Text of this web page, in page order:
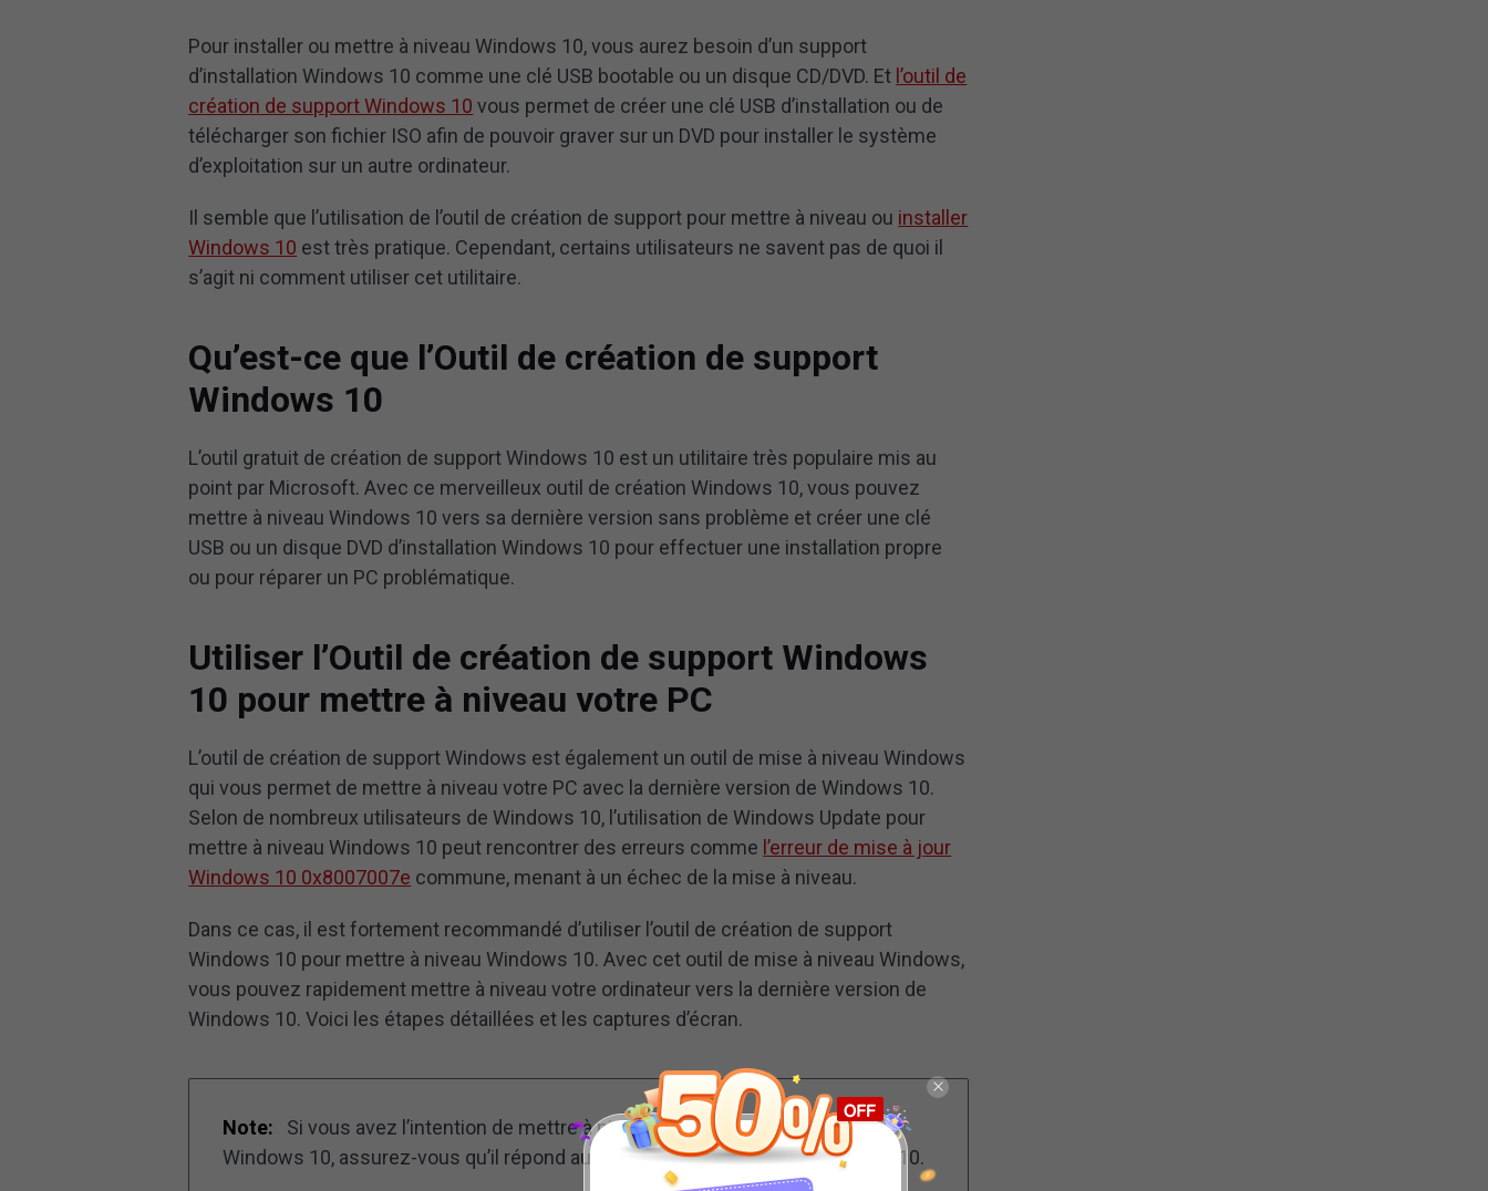
Pour installer ou mettre à niveau Windows 10, vous aurez besoin d’un support
d’installation Windows 10 comme une clé USB bootable ou un disque CD/DVD. Et l’outil de
création de support Windows 10 vous permet de créer une clé USB d’installation ou de
télécharger son fichier ISO afin de pouvoir graver sur un DVD pour installer le système
d’exploitation sur un autre ordinateur.
Il semble que l’utilisation de l’outil de création de support pour mettre à niveau ou installer
Windows 10 est très pratique. Cependant, certains utilisateurs ne savent pas de quoi il
s’agit ni comment utiliser cet utilitaire.
Qu’est-ce que l’Outil de création de support
Windows 10
L’outil gratuit de création de support Windows 10 est un utilitaire très populaire mis au
point par Microsoft. Avec ce merveilleux outil de création Windows 10, vous pouvez
mettre à niveau Windows 10 vers sa dernière version sans problème et créer une clé
USB ou un disque DVD d’installation Windows 10 pour effectuer une installation propre
ou pour réparer un PC problématique.
Utiliser l’Outil de création de support Windows
10 pour mettre à niveau votre PC
L’outil de création de support Windows est également un outil de mise à niveau Windows
qui vous permet de mettre à niveau votre PC avec la dernière version de Windows 10.
Selon de nombreux utilisateurs de Windows 10, l’utilisation de Windows Update pour
mettre à niveau Windows 10 peut rencontrer des erreurs comme l’erreur de mise à jour
Windows 10 0x8007007e commune, menant à un échec de la mise à niveau.
Dans ce cas, il est fortement recommandé d’utiliser l’outil de création de support
Windows 10 pour mettre à niveau Windows 10. Avec cet outil de mise à niveau Windows,
vous pouvez rapidement mettre à niveau votre ordinateur vers la dernière version de
Windows 10. Voici les étapes détaillées et les captures d’écran.
Note:
Si vous avez l’intention de mettre à niveau votre ordinateur actuel vers
Windows 10, assurez-vous qu’il répond aux exigences du système Windows 10.